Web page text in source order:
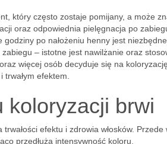
który często zostaje pomijany, a może
oraz odpowiednia pielęgnacja po
po nałożeniu henny jest
– istotne jest nawilżanie oraz
więcej osób decyduje się na
efektem.
koloryzacji brwi
efektu i zdrowia włosków.
przedłuża intensywność koloru.